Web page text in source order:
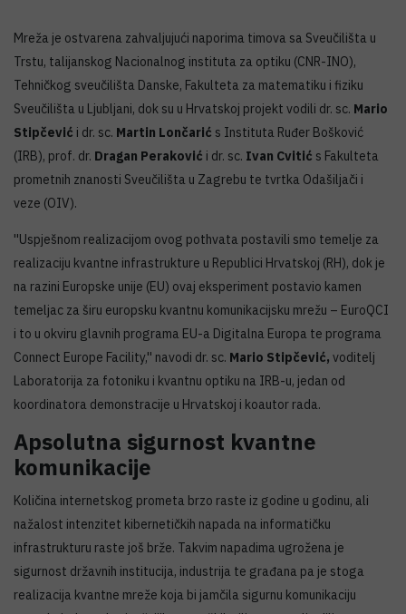
Mreža je ostvarena zahvaljujući naporima timova sa Sveučilišta u
Trstu, talijanskog Nacionalnog instituta za optiku (CNR-INO),
Tehničkog sveučilišta Danske, Fakulteta za matematiku i fiziku
Sveučilišta u Ljubljani, dok su u Hrvatskoj projekt vodili dr. sc. Mario
Stipčević i dr. sc. Martin Lončarić s Instituta Ruđer Bošković
(IRB), prof. dr. Dragan Peraković i dr. sc. Ivan Cvitić s Fakulteta
prometnih znanosti Sveučilišta u Zagrebu te tvrtka Odašiljači i
veze (OIV).
''Uspješnom realizacijom ovog pothvata postavili smo temelje za
realizaciju kvantne infrastrukture u Republici Hrvatskoj (RH), dok je
na razini Europske unije (EU) ovaj eksperiment postavio kamen
temeljac za širu europsku kvantnu komunikacijsku mrežu – EuroQCI
i to u okviru glavnih programa EU-a Digitalna Europa te programa
Connect Europe Facility,'' navodi dr. sc. Mario Stipčević, voditelj
Laboratorija za fotoniku i kvantnu optiku na IRB-u, jedan od
koordinatora demonstracije u Hrvatskoj i koautor rada.
Apsolutna sigurnost kvantne
komunikacije
Količina internetskog prometa brzo raste iz godine u godinu, ali
nažalost intenzitet kibernetičkih napada na informatičku
infrastrukturu raste još brže. Takvim napadima ugrožena je
sigurnost državnih institucija, industrija te građana pa je stoga
realizacija kvantne mreže koja bi jamčila sigurnu komunikaciju